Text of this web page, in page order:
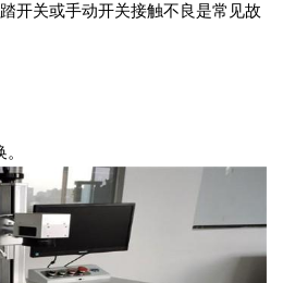
开关或手动开关接触不良是常见故